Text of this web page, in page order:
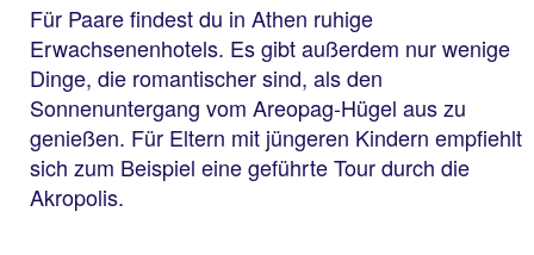
Für Paare findest du in Athen ruhige
Erwachsenenhotels. Es gibt außerdem nur wenige
Dinge, die romantischer sind, als den
Sonnenuntergang vom Areopag-Hügel aus zu
genießen. Für Eltern mit jüngeren Kindern empfiehlt
sich zum Beispiel eine geführte Tour durch die
Akropolis.